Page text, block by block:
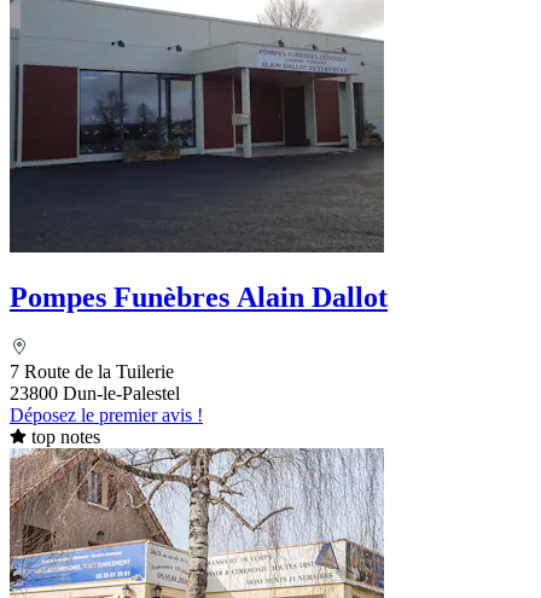
Pompes Funèbres Alain Dallot
7 Route de la Tuilerie
23800 Dun-le-Palestel
Déposez le premier avis !
top notes